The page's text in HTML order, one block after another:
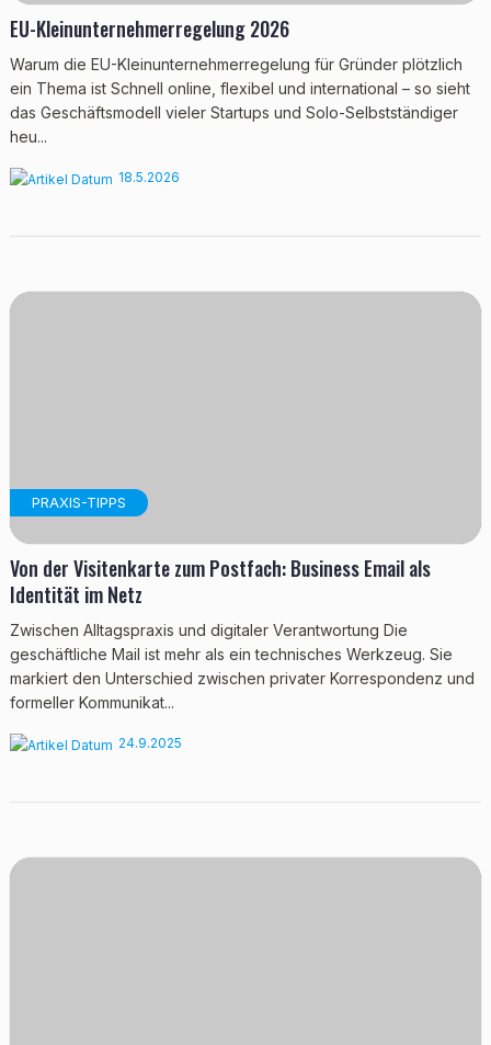
EU-Kleinunternehmerregelung 2026
Warum die EU-Kleinunternehmerregelung für Gründer plötzlich
ein Thema ist Schnell online, flexibel und international – so sieht
das Geschäftsmodell vieler Startups und Solo-Selbstständiger
heu...
18.5.2026
PRAXIS-TIPPS
Von der Visitenkarte zum Postfach: Business Email als
Identität im Netz
Zwischen Alltagspraxis und digitaler Verantwortung Die
geschäftliche Mail ist mehr als ein technisches Werkzeug. Sie
markiert den Unterschied zwischen privater Korrespondenz und
formeller Kommunikat...
24.9.2025